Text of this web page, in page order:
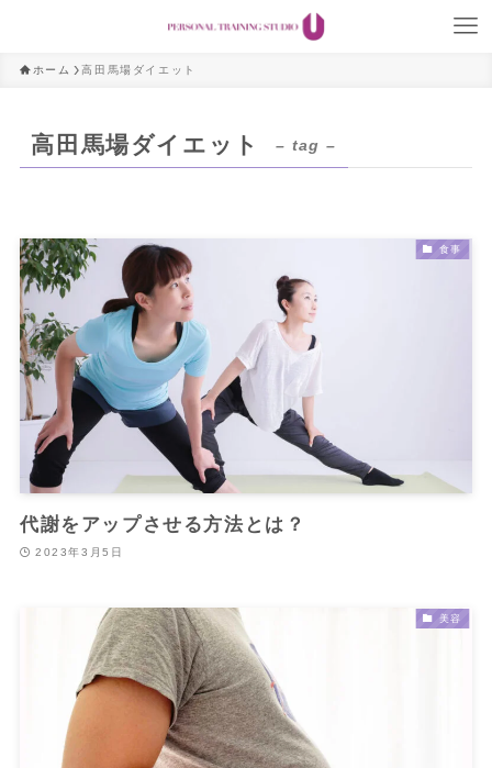
ホーム 高田馬場ダイエット
高田馬場ダイエット – tag –
食事
代謝をアップさせる方法とは？
2023年3月5日
美容